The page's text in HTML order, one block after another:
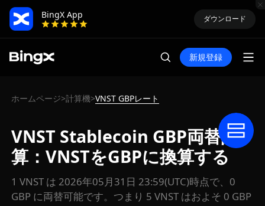
BingX App
ダウンロード
新規登録
ホームページ>計算機>VNST GBPレート
VNST Stablecoin GBP両替計
算：VNSTをGBPに換算する
1 VNST は 2026年05月31日 23:59(UTC)時点で、0
GBP に両替可能です。つまり 5 VNST はおよそ 0 GBP